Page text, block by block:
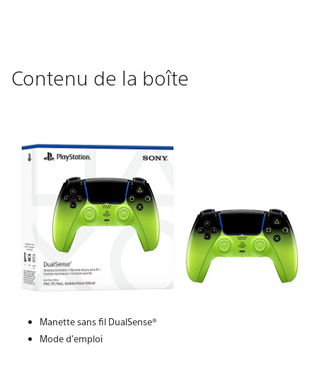
Contenu de la boîte
Manette sans fil DualSense®
Mode d'emploi